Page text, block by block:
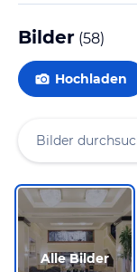
Bilder (58)
Hochladen
Alle Bilder